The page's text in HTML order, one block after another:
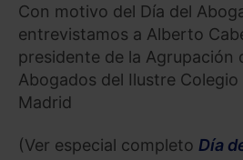
Con motivo del Día del
entrevistamos a Alberto
presidente de la Agrupación
Abogados del Ilustre
Madrid
(Ver especial completo Día